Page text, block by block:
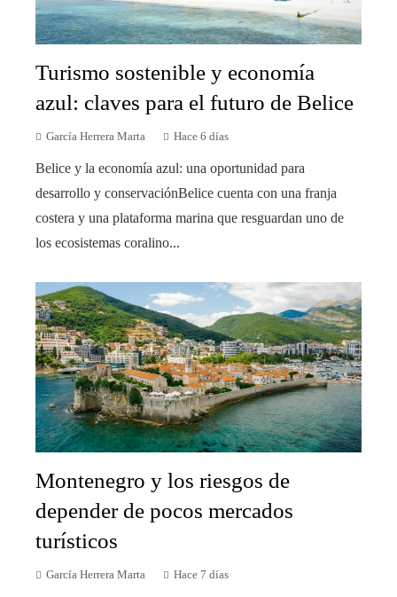
Turismo sostenible y economía
azul: claves para el futuro de Belice
García Herrera Marta Hace 6 días
Belice y la economía azul: una oportunidad para
desarrollo y conservaciónBelice cuenta con una franja
costera y una plataforma marina que resguardan uno de
los ecosistemas coralino...
Montenegro y los riesgos de
depender de pocos mercados
turísticos
García Herrera Marta Hace 7 días